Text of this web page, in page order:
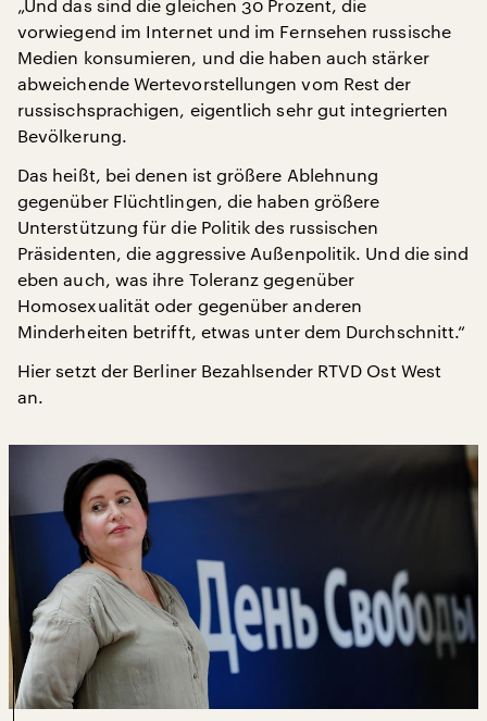
„Und das sind die gleichen 30 Prozent, die
vorwiegend im Internet und im Fernsehen russische
Medien konsumieren, und die haben auch stärker
abweichende Wertevorstellungen vom Rest der
russischsprachigen, eigentlich sehr gut integrierten
Bevölkerung.
Das heißt, bei denen ist größere Ablehnung
gegenüber Flüchtlingen, die haben größere
Unterstützung für die Politik des russischen
Präsidenten, die aggressive Außenpolitik. Und die sind
eben auch, was ihre Toleranz gegenüber
Homosexualität oder gegenüber anderen
Minderheiten betrifft, etwas unter dem Durchschnitt.“
Hier setzt der Berliner Bezahlsender RTVD Ost West
an.